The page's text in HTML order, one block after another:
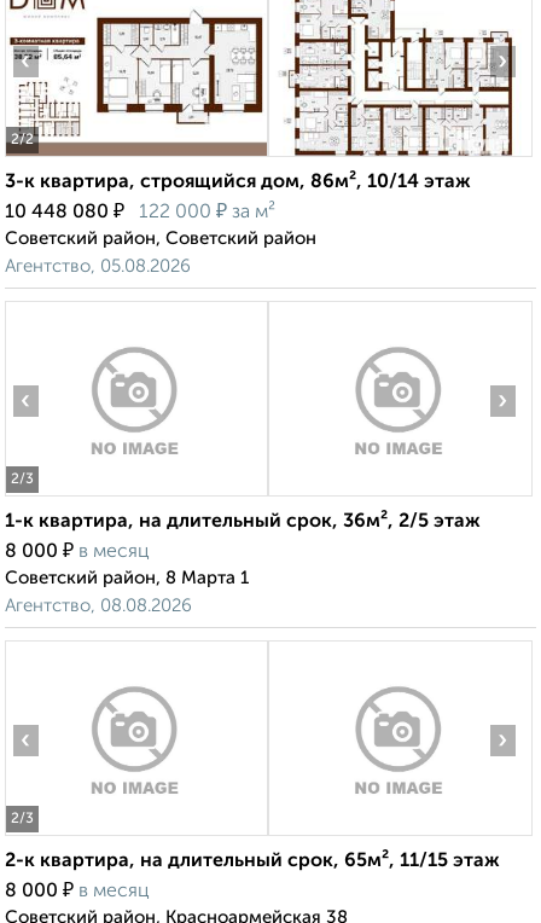
2/2
‹ ›
3-к квартира, строящийся дом, 86м², 10/14 этаж
10 448 080 ₽ 122 000 ₽ за м²
Советский район, Советский район
Агентство, 05.08.2026
2/3
‹ ›
1-к квартира, на длительный срок, 36м², 2/5 этаж
8 000 ₽ в месяц
Советский район, 8 Марта 1
Агентство, 08.08.2026
2/3
‹ ›
2-к квартира, на длительный срок, 65м², 11/15 этаж
8 000 ₽ в месяц
Советский район, Красноармейская 38